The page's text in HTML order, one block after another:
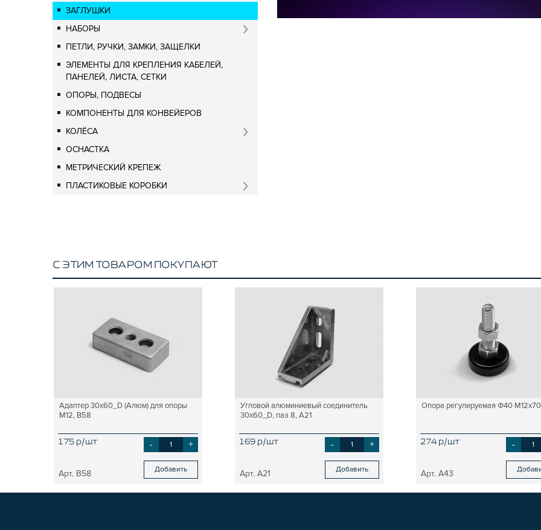
ЗАГЛУШКИ
НАБОРЫ
ПЕТЛИ, РУЧКИ, ЗАМКИ, ЗАЩЕЛКИ
ЭЛЕМЕНТЫ ДЛЯ КРЕПЛЕНИЯ КАБЕЛЕЙ,
ПАНЕЛЕЙ, ЛИСТА, СЕТКИ
ОПОРЫ, ПОДВЕСЫ
КОМПОНЕНТЫ ДЛЯ КОНВЕЙЕРОВ
КОЛЁСА
ОСНАСТКА
МЕТРИЧЕСКИЙ КРЕПЕЖ
ПЛАСТИКОВЫЕ КОРОБКИ
С ЭТИМ ТОВАРОМ ПОКУПАЮТ
Адаптер 30х60_D (Алюм) для опоры
М12, B58
175 р/шт - +
B58 Добавить
Угловой алюминиевый соединитель
30х60_D, паз 8, A21
169 р/шт - +
A21 Добавить
Опора регулируемая Ф40
274 р/шт -
A43